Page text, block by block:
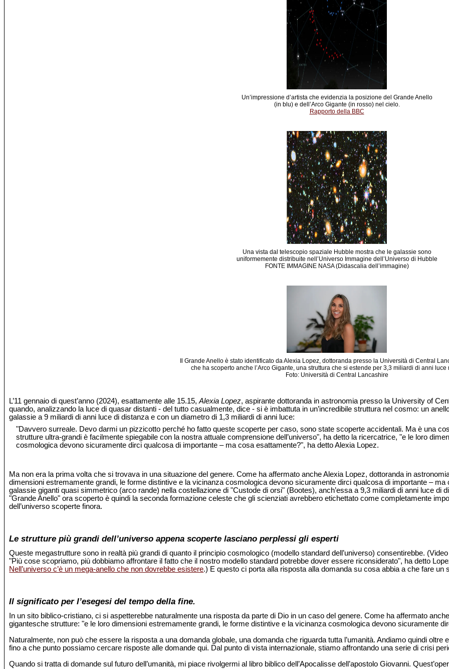
Un’impressione d’artista che evidenzia la posizione del Grande Anello
(in blu) e dell’Arco Gigante (in rosso) nel cielo.
Rapporto della BBC
Una vista dal telescopio spaziale Hubble mostra che le galassie sono
uniformemente distribuite nell’Universo Immagine dell’Universo di Hubble
FONTE IMMAGINE NASA (Didascalia dell’immagine)
Il Grande Anello è stato identificato da Alexia Lopez, dottoranda presso la Università di Central
che ha scoperto anche l’Arco Gigante, una struttura che si estende per 3,3 miliardi di anni luce
Foto: Università di Central Lancashire
L’11 gennaio di quest’anno (2024), esattamente alle 15.15,Alexia Lopez, aspirante dottoranda in astronomia presso la University of
quando, analizzando la luce di quasar distanti - del tutto casualmente, dice - si è imbattuta in un’incredibile struttura nel cosmo: un
galassie a 9 miliardi di anni luce di distanza e con un diametro di 1,3 miliardi di anni luce:
"Davvero surreale. Devo darmi un pizzicotto perché ho fatto queste scoperte per caso, sono state scoperte accidentali. Ma è una
strutture ultra-grandi è facilmente spiegabile con la nostra attuale comprensione dell’universo", ha detto la ricercatrice, "e le loro
cosmologica devono sicuramente dirci qualcosa di importante – ma cosa esattamente?", ha detto Alexia Lopez.
Ma non era la prima volta che si trovava in una situazione del genere. Come ha affermato anche Alexia Lopez, dottoranda in
dimensioni estremamente grandi, le forme distintive e la vicinanza cosmologica devono sicuramente dirci qualcosa di importante –
galassie giganti quasi simmetrico (arco rande) nella costellazione di "Custode di orsi" (Bootes), anch’essa a 9,3 miliardi di anni luce di
"Grande Anello" ora scoperto è quindi la seconda formazione celeste che gli scienziati avrebbero etichettato come completamente
dell’universo scoperte finora.
Le strutture più grandi dell’universo appena scoperte lasciano perplessi gli esperti
Queste megastrutture sono in realtà più grandi di quanto il principio cosmologico (modello standard dell’universo) consentirebbe.
"Più cose scopriamo, più dobbiamo affrontare il fatto che il nostro modello standard potrebbe dover essere riconsiderato", ha detto
Nell’universo c’è un mega-anello che non dovrebbe esistere.) E questo ci porta alla risposta alla domanda su cosa abbia a che fare
Il significato per l’esegesi del tempo della fine.
In un sito biblico-cristiano, ci si aspetterebbe naturalmente una risposta da parte di Dio in un caso del genere. Come ha affermato
gigantesche strutture: "e le loro dimensioni estremamente grandi, le forme distintive e la vicinanza cosmologica devono sicuramente
Naturalmente, non può che essere la risposta a una domanda globale, una domanda che riguarda tutta l’umanità. Andiamo quindi
fino a che punto possiamo cercare risposte alle domande qui. Dal punto di vista internazionale, stiamo affrontando una serie di crisi
Quando si tratta di domande sul futuro dell’umanità, mi piace rivolgermi al libro biblico dell’Apocalisse dell’apostolo Giovanni.